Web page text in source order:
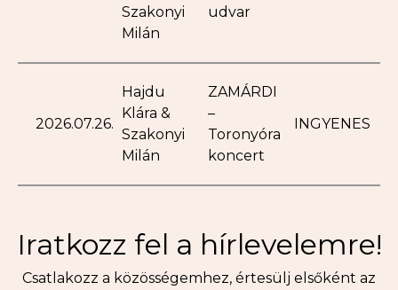
Szakonyi
Milán
udvar
2026.07.26.
Hajdu
Klára &
Szakonyi
Milán
ZAMÁRDI
–
Toronyóra
koncert
INGYENES
Iratkozz fel a hírlevelemre!
Csatlakozz a közösségemhez, értesülj elsőként az